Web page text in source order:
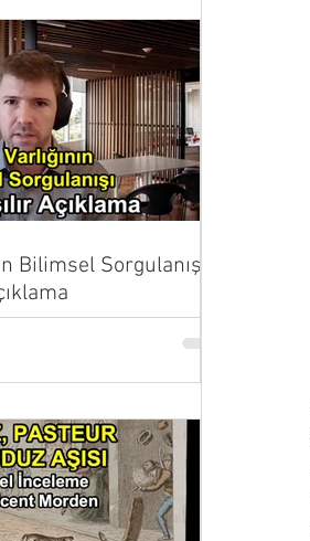
Bilimsel Sorgulanışı |